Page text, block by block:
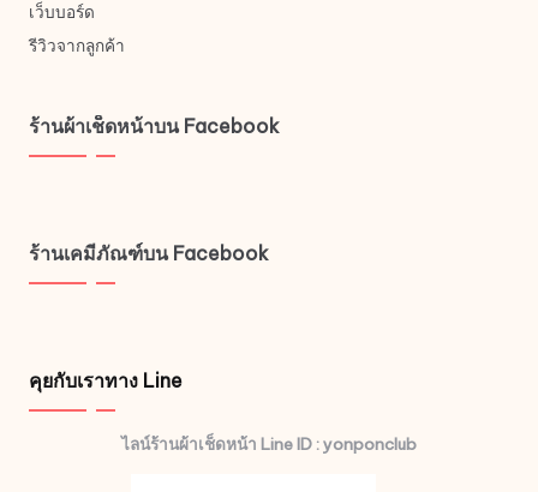
เว็บบอร์ด
รีวิวจากลูกค้า
ร้านผ้าเช็ดหน้าบน Facebook
ร้านเคมีภัณฑ์บน Facebook
คุยกับเราทาง Line
ไลน์ร้านผ้าเช็ดหน้า Line ID : yonponclub